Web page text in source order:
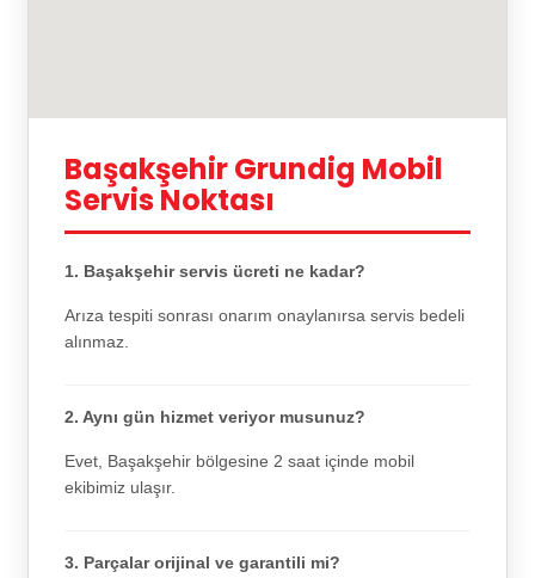
Başakşehir Grundig Mobil
Servis Noktası
1. Başakşehir servis ücreti ne kadar?
Arıza tespiti sonrası onarım onaylanırsa servis bedeli
alınmaz.
2. Aynı gün hizmet veriyor musunuz?
Evet, Başakşehir bölgesine 2 saat içinde mobil
ekibimiz ulaşır.
3. Parçalar orijinal ve garantili mi?